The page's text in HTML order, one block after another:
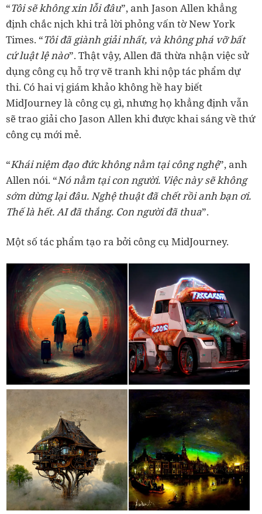
“Tôi sẽ không xin lỗi đâu”, anh Jason Allen khẳng
định chắc nịch khi trả lời phỏng vấn tờ New York
Times. “Tôi đã giành giải nhất, và không phá vỡ bất
cứ luật lệ nào”. Thật vậy, Allen đã thừa nhận việc sử
dụng công cụ hỗ trợ vẽ tranh khi nộp tác phẩm dự
thi. Có hai vị giám khảo không hề hay biết
MidJourney là công cụ gì, nhưng họ khẳng định vẫn
sẽ trao giải cho Jason Allen khi được khai sáng về thứ
công cụ mới mẻ.
“Khái niệm đạo đức không nằm tại công nghệ”, anh
Allen nói. “Nó nằm tại con người. Việc này sẽ không
sớm dừng lại đâu. Nghệ thuật đã chết rồi anh bạn ơi.
Thế là hết. AI đã thắng. Con người đã thua”.
Một số tác phẩm tạo ra bởi công cụ MidJourney.